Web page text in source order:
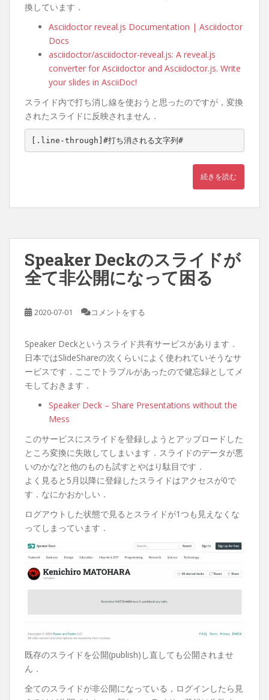
換しています．
Asciidoctor reveal.js Documentation | Asciidoctor
Docs
asciidoctor/asciidoctor-reveal.js: A reveal.js
converter for Asciidoctor and Asciidoctor.js. Write
your slides in AsciiDoc!
スライド内で打ち消し線を使おうと思ったのですが，変換
されたスライドに反映されません．
[.line-through]#打ち消される文字列#
続きを読む
Speaker Deckのスライドが
全て非公開になって困る
2020-07-01 コメントをする
Speaker Deckというスライド共有サービスがあります．
日本ではSlideShareの次くらいによく使われていそうなサ
ービスです．ここでトラブルがあったので健忘録としてメ
モしておきます．
Speaker Deck – Share Presentations without the
Mess
このサービスにスライドを登録しようとアップロードした
ところ変換に失敗してしまいます．スライドのデータが悪
いのかな?と他のものも試すとやはり駄目です．
よく見ると5月以降に登録したスライドはアクセスが0で
す．なにかおかしい．
ログアウトした状態で見るとスライドが1つも見えなくな
ってしまっています．
既存のスライドを公開(publish)し直しても公開されませ
ん．
全てのスライドが非公開になっている，ログインしたら見